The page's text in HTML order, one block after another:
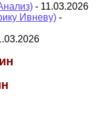
- 11.03.2026
Ивневу) -